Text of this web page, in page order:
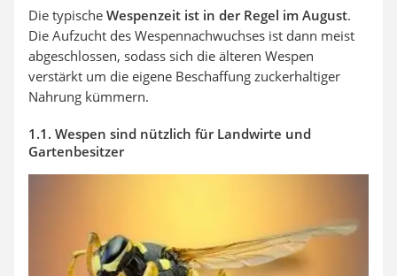
Die typische Wespenzeit ist in der Regel im August.
Die Aufzucht des Wespennachwuchses ist dann meist
abgeschlossen, sodass sich die älteren Wespen
verstärkt um die eigene Beschaffung zuckerhaltiger
Nahrung kümmern.
1.1. Wespen sind nützlich für Landwirte und
Gartenbesitzer